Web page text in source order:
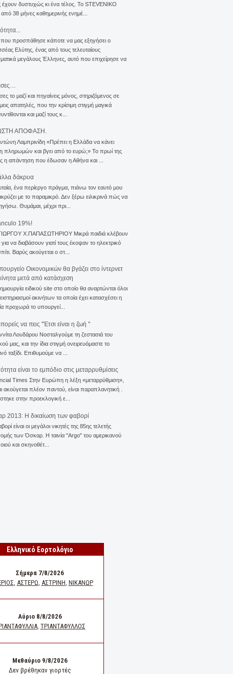
δυστυχώς κι ένα τέλος. Το STEVENIKO
38 μήνες καθημερινής ενημέ...
προσπάθησε κάποτε να μας εξηγήσει ο
Ελύτης, ένας από τους τελευταίους
μεγάλους Έλληνες, αυτό που επιχείρησε να
το μαζί και πηγαίνεις μόνος, στηριζόμενος σε
απατηλές, που την κρίσιμη στιγμή μαγικά
και μαζί τους κ...
ΑΠΟΦΑΣΗ.
Λαμπρινίδη «Πρέπει η Ελλάδα να κάνει
πληρωμών και βγει από το ευρώ;» Το πρωί της
η απάντηση που έδωσαν η Αθήνα και ...
δάκρυα
ένα περίεργο πράγμα, πιάνω τον εαυτό μου
με το παραμικρό. Δεν ξέρω ειλικρινά πώς να
Θυμάμαι, μέχρι πρι...
19%!
Χ.ΠΑΠΑΣΩΤΗΡΙΟΥ Μικρά παιδιά κλέβουν
για να διαβάσουν γιατί τους έκοψαν το ηλεκτρικό
Βαρύς ακούγεται ο στ...
Οικονομικών θα βγάζει στο ίντερνετ
μετά από κατάσχεση
ειδικού site στο οποίο θα αναρτώνται όλοι
ακινήτων τα οποία έχει κατασχέσει η
προχωρά το υπουργεί...
να πεις ''Έτσι είναι η ζωή ''
Λουδάρου Νοσταλγούμε τη ζεστασιά του
μας, και την ίδια στιγμή ονειρευόμαστε το
ταξίδι. Επιθυμούμε να ...
είναι το εμπόδιο στις μεταρρυθμίσεις
Times Στην Ευρώπη η λέξη «μεταρρύθμιση»,
ακούγεται πλέον παντού, είναι παραπλανητική .
στην προεκλογική ε...
2013: Η δικαίωση των φαβορί
είναι οι μεγάλοι νικητές της 85ης τελετής
των Όσκαρ. Η ταινία "Αrgo" του αμερικανού
και σκηνοθέτ...